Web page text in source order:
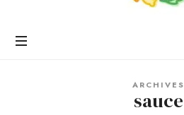
ARCHIVES
sauce